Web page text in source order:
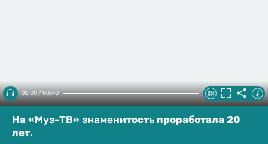
00:00 / 00:40
На «Муз-ТВ» знаменитость проработала 20
лет.